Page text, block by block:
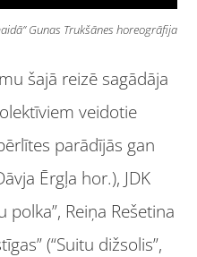
Gunas Trukšānes horeogrāfija
šajā reizē sagādāja
veidotie
parādījās gan
Ērgļa hor.), JDK
polka”, Reiņa Rešetina
(“Suitu dižsolis”,